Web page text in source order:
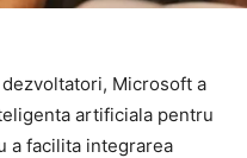
Microsoft a
artificiala pentru
a facilita integrarea